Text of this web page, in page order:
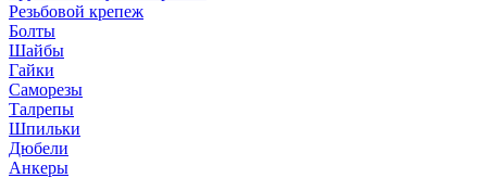
Резьбовой крепеж
Болты
Шайбы
Гайки
Саморезы
Талрепы
Шпильки
Дюбели
Анкеры